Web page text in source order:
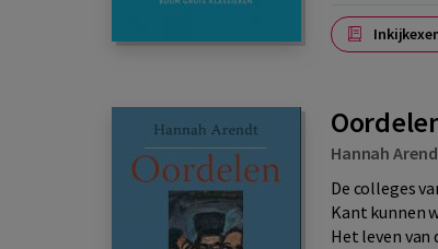
Hannah
De colleges
Kant kunnen
Het leven van